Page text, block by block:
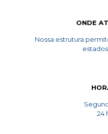
ONDE
Nossa estrutura
estados
24